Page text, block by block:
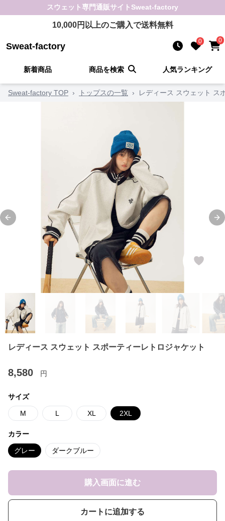
スウェット専門通販サイト Sweat-factory
10,000円以上のご購入で送料無料
Sweat-factory 0 0
新着商品 商品を検索 人気ランキング
Sweat-factory TOP › トップスの一覧 › レディース スウェット ス
Previous slide
レディース スウェット スポーティーレトロジャケット
8,580 円
サイズ
M L XL 2XL
カラー
グレー ダークブルー
購入画面に進む
カートに追加する